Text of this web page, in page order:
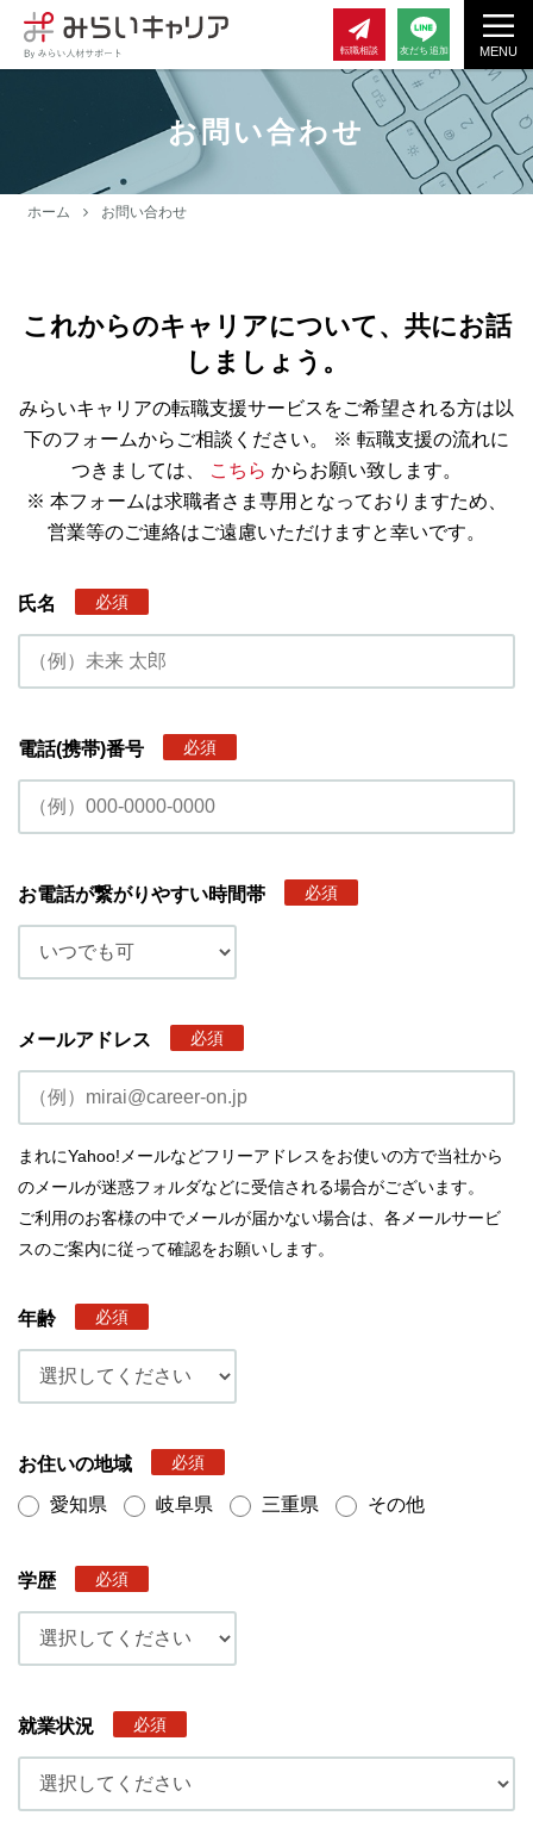
MENU
転職相談 友だち追加
お問い合わせ
ホーム お問い合わせ
これからのキャリアについて、共にお話
しましょう。
みらいキャリアの転職支援サービスをご希望される方は以
下のフォームからご相談ください。
※ 転職支援の流れに
つきましては、
こちら からお願い致します。
※ 本フォームは求職者さま専用となっておりますため、
営業等のご連絡はご遠慮いただけますと幸いです。
氏名 必須
電話(携帯)番号 必須
お電話が繋がりやすい時間帯 必須
メールアドレス 必須
まれにYahoo!メールなどフリーアドレスをお使いの方で当社から
のメールが迷惑フォルダなどに受信される場合がございます。
ご利用のお客様の中でメールが届かない場合は、各メールサービ
スのご案内に従って確認をお願いします。
年齢 必須
お住いの地域 必須
愛知県 岐阜県 三重県 その他
学歴 必須
就業状況 必須